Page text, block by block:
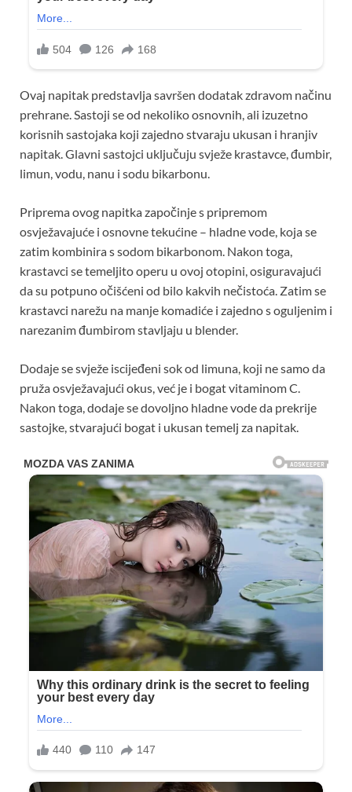
Ovaj napitak predstavlja savršen dodatak zdravom načinu
prehrane. Sastoji se od nekoliko osnovnih, ali izuzetno
korisnih sastojaka koji zajedno stvaraju ukusan i hranjiv
napitak. Glavni sastojci uključuju svježe krastavce, đumbir,
limun, vodu, nanu i sodu bikarbonu.
Priprema ovog napitka započinje s pripremom
osvježavajuće i osnovne tekućine – hladne vode, koja se
zatim kombinira s sodom bikarbonom. Nakon toga,
krastavci se temeljito operu u ovoj otopini, osiguravajući
da su potpuno očišćeni od bilo kakvih nečistoća. Zatim se
krastavci narežu na manje komadiće i zajedno s oguljenim i
narezanim đumbirom stavljaju u blender.
Dodaje se svježe iscijeđeni sok od limuna, koji ne samo da
pruža osvježavajući okus, već je i bogat vitaminom C.
Nakon toga, dodaje se dovoljno hladne vode da prekrije
sastojke, stvarajući bogat i ukusan temelj za napitak.